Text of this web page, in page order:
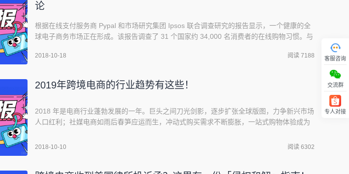
论
根据在线支付服务商 Pypal 和市场研究集团 Ipsos 联合调查研究的报告显示，一个健康的全
球电子商务市场正在形成。该报告调查了 31 个国家约 34,000 名消费者的在线购物习惯。与
非常大。这项全球性调查研究显示，在过去的 12 个月中，全球约 14% 的海淘者从英国购买
2018-10-18 阅读 7188
2019年跨境电商的行业趋势有这些！
2018 年是电商行业蓬勃发展的一年。巨头之间刀光剑影，逐步扩张全球版图，力争新兴市场
人口红利；社媒电商如雨后春笋应运而生，冲动式购买需求不断膨胀，一站式购物体验成为
2019，瞬息万变的市场环境仍然一触即发，革新升级成为行业的大势所趋。不少海外专家把
2018-10-10 阅读 6302
客服咨询
交流群
专人对接